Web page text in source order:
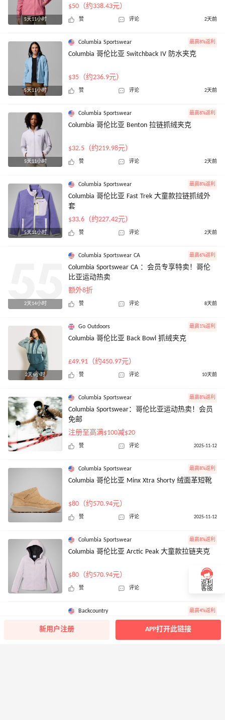
5天11小时
$50（约338.43元）
赞 评论 2天前
5天11小时
Columbia Sportswear 最高8%返利
Columbia 哥伦比亚 Switchback IV 防水夹克
$35（约236.9元）
赞 评论 2天前
5天11小时
Columbia Sportswear 最高8%返利
Columbia 哥伦比亚 Benton 拉链抓绒夹克
$32.5（约219.98元）
赞 评论 2天前
5天11小时
Columbia Sportswear 最高8%返利
Columbia 哥伦比亚 Fast Trek 大童款拉链抓绒外
套
$33.6（约227.42元）
赞 评论 2天前
2天14小时
Columbia Sportswear CA 最高6%返利
Columbia Sportswear CA ：会员专享特卖！哥伦
比亚运动热卖
额外8折
赞 评论 8天前
2天6小时
Go Outdoors 最高1%返利
Columbia 哥伦比亚 Back Bowl 抓绒夹克
£49.91（约450.97元）
赞 评论 10天前
Columbia Sportswear 最高8%返利
Columbia Sportswear：哥伦比亚运动热卖！会员
免邮
注册至高满$100减$20
赞 评论 2025-11-12
Columbia Sportswear 最高8%返利
Columbia 哥伦比亚 Minx Xtra Shorty 绒面革短靴
$80（约570.94元）
赞 评论 2025-11-12
Columbia Sportswear 最高8%返利
Columbia 哥伦比亚 Arctic Peak 大童款拉链夹克
$80（约570.94元）
赞 评论 2025-11-12
Backcountry 最高4%返利
Backcountry：运动品牌热卖！入手北面、巴塔哥
尼亚、哥伦比亚等
返利
客服
新用户注册 APP打开此链接